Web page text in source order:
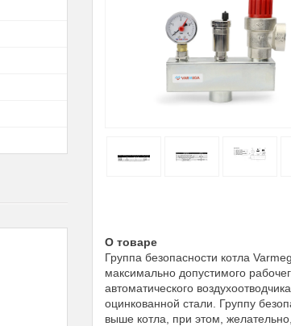
О товаре
Группа безопасности котла
максимально допустимого
автоматического
оцинкованной стали. Группу
выше котла, при этом,